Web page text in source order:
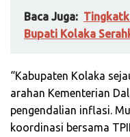
Baca Juga:
Bupati Kolaka
“Kabupaten Kolaka
arahan Kementerian
pengendalian inflasi.
koordinasi bersama